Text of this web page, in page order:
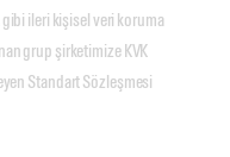
gibi ileri kişisel veri koruma
grup şirketimize KVK
Standart Sözleşmesi